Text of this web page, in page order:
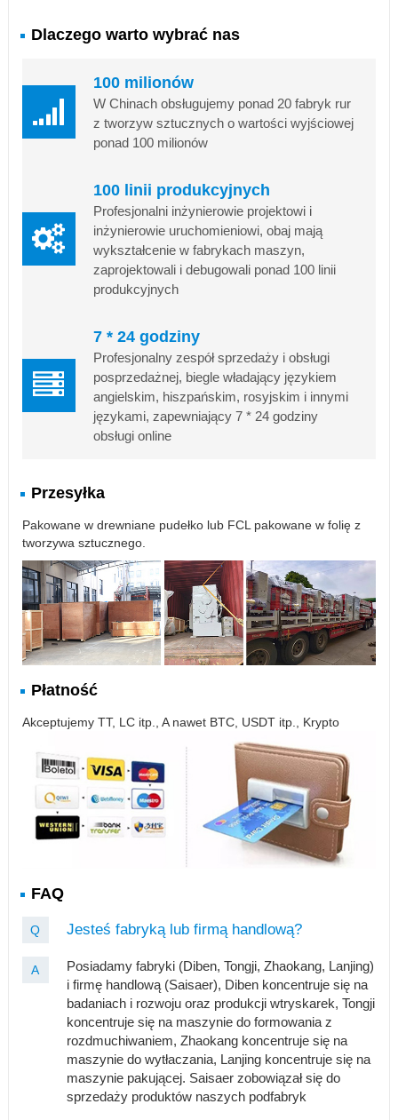
Dlaczego warto wybrać nas
100 milionów
W Chinach obsługujemy ponad 20 fabryk rur
z tworzyw sztucznych o wartości wyjściowej
ponad 100 milionów
100 linii produkcyjnych
Profesjonalni inżynierowie projektowi i
inżynierowie uruchomieniowi, obaj mają
wykształcenie w fabrykach maszyn,
zaprojektowali i debugowali ponad 100 linii
produkcyjnych
7 * 24 godziny
Profesjonalny zespół sprzedaży i obsługi
posprzedażnej, biegle władający językiem
angielskim, hiszpańskim, rosyjskim i innymi
językami, zapewniający 7 * 24 godziny
obsługi online
Przesyłka
Pakowane w drewniane pudełko lub FCL pakowane w folię z
tworzywa sztucznego.
Płatność
Akceptujemy TT, LC itp., A nawet BTC, USDT itp., Krypto
FAQ
Q Jesteś fabryką lub firmą handlową?
A
Posiadamy fabryki (Diben, Tongji, Zhaokang, Lanjing)
i firmę handlową (Saisaer), Diben koncentruje się na
badaniach i rozwoju oraz produkcji wtryskarek, Tongji
koncentruje się na maszynie do formowania z
rozdmuchiwaniem, Zhaokang koncentruje się na
maszynie do wytłaczania, Lanjing koncentruje się na
maszynie pakującej. Saisaer zobowiązał się do
sprzedaży produktów naszych podfabryk